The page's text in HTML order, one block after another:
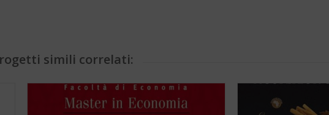
simili correlati: